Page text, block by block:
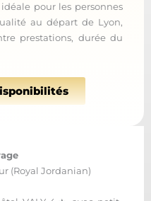
pour les personnes
au départ de Lyon,
prestations, durée du
(Royal Jordanian)